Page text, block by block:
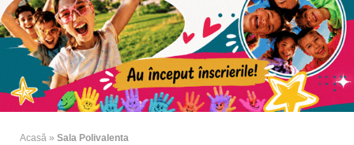
Acasă » Sala Polivalenta